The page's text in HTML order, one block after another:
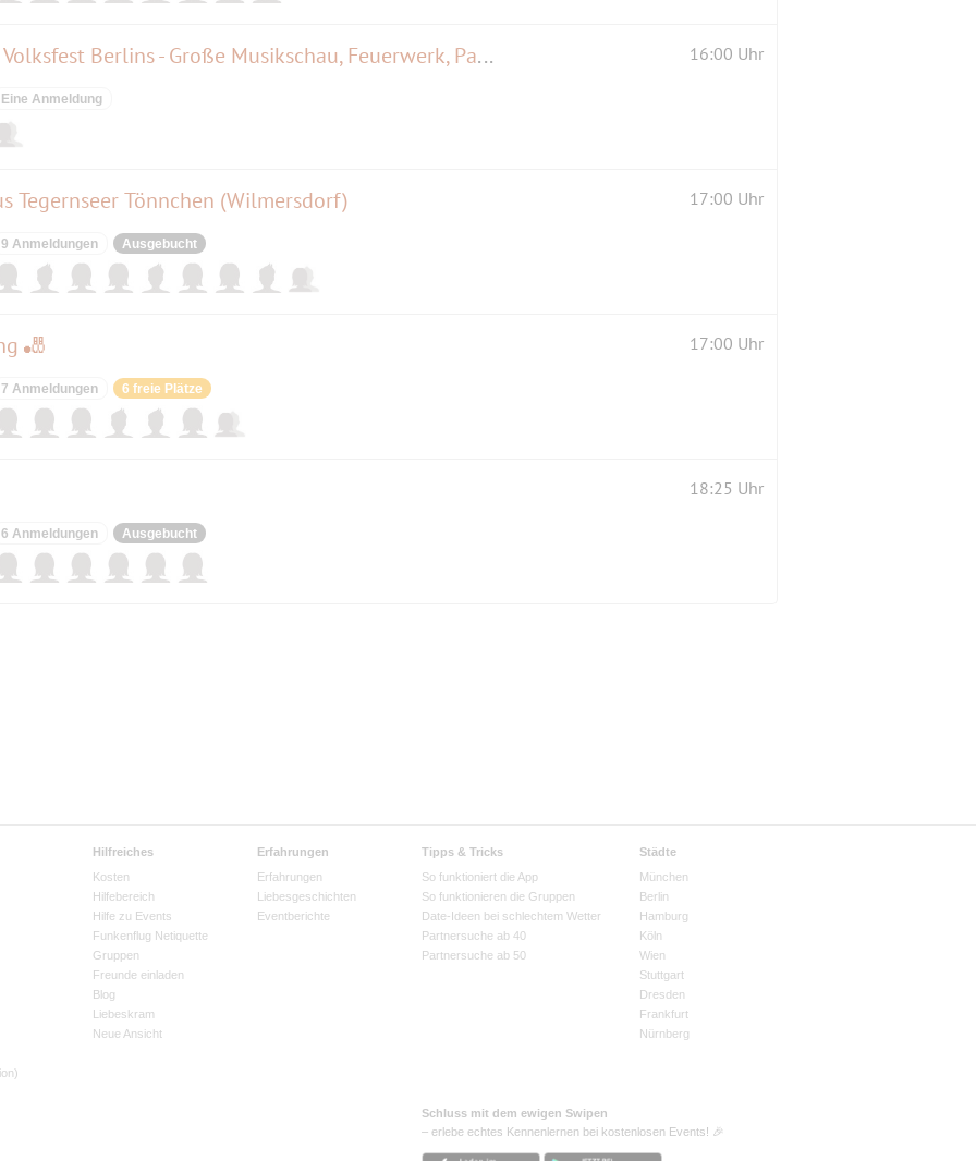
123. Schollenfest - das älteste Volksfest Berlins - Große Musikschau, Feuerwerk, Party usw 16:00 Uhr
Eine Anmeldung
Tegernseer Tönnchen (Wilmersdorf) 17:00 Uhr
9 Anmeldungen Ausgebucht
🎳 17:00 Uhr
7 Anmeldungen 6 freie Plätze
18:25 Uhr
6 Anmeldungen Ausgebucht
Hilfreiches
Kosten
Hilfebereich
Hilfe zu Events
Funkenflug Netiquette
Gruppen
Freunde einladen
Blog
Liebeskram
Neue Ansicht
Erfahrungen
Erfahrungen
Liebesgeschichten
Eventberichte
Tipps & Tricks
So funktioniert die App
So funktionieren die Gruppen
Date-Ideen bei schlechtem Wetter
Partnersuche ab 40
Partnersuche ab 50
Städte
München
Berlin
Hamburg
Köln
Wien
Stuttgart
Dresden
Frankfurt
Nürnberg
Schluss mit dem ewigen Swipen
– erlebe echtes Kennenlernen bei kostenlosen Events! 🎉